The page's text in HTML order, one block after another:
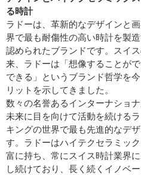
る時計
ラドーは、革新的なデザインと
界で最も耐傷性の高い時計を製
認められたブランドです。スイ
来、ラドーは「想像することが
できる」というブランド哲学を
リットを示してきました。
数々の名誉あるインターナショ
未来に目を向けて活動を続ける
キングの世界で最も先進的なデ
す。ラドーはハイテクセラミッ
富に持ち、常にスイス時計業界
し続けており、長く続くイノベ